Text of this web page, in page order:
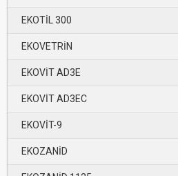
EKOTİL 300
EKOVETRİN
EKOVİT AD3E
EKOVİT AD3EC
EKOVİT-9
EKOZANİD